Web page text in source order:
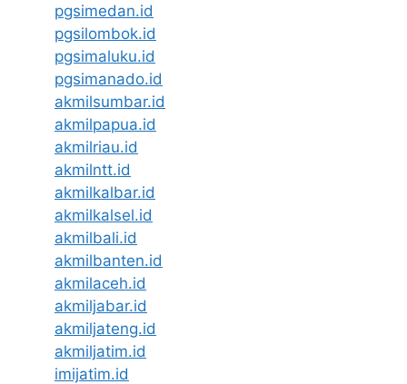
pgsimedan.id
pgsilombok.id
pgsimaluku.id
pgsimanado.id
akmilsumbar.id
akmilpapua.id
akmilriau.id
akmilntt.id
akmilkalbar.id
akmilkalsel.id
akmilbali.id
akmilbanten.id
akmilaceh.id
akmiljabar.id
akmiljateng.id
akmiljatim.id
imijatim.id